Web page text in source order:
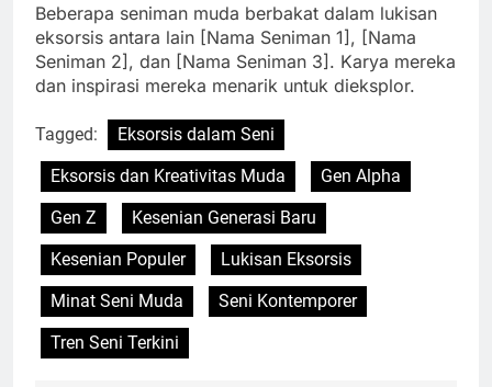
Beberapa seniman muda berbakat dalam lukisan
eksorsis antara lain [Nama Seniman 1], [Nama
Seniman 2], dan [Nama Seniman 3]. Karya mereka
dan inspirasi mereka menarik untuk dieksplor.
Tagged:
Eksorsis dalam Seni
Eksorsis dan Kreativitas Muda
Gen Alpha
Gen Z
Kesenian Generasi Baru
Kesenian Populer
Lukisan Eksorsis
Minat Seni Muda
Seni Kontemporer
Tren Seni Terkini